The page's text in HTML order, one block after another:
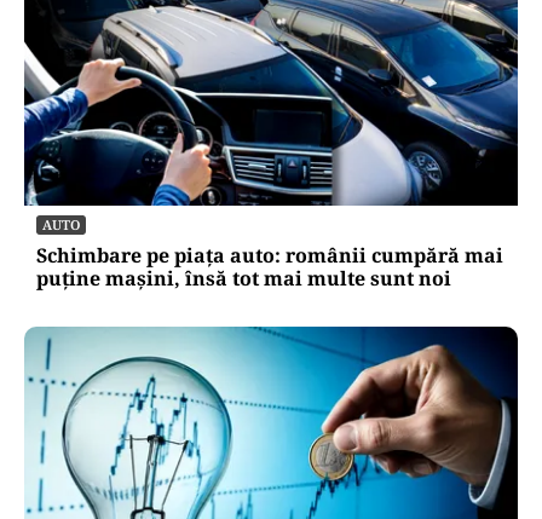
AUTO
Schimbare pe piața auto: românii cumpără mai
puține mașini, însă tot mai multe sunt noi